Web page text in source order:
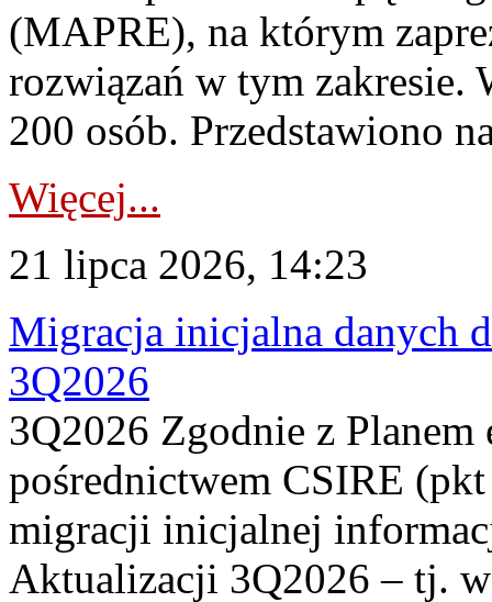
(MAPRE), na którym
rozwiązań w tym zakresie.
200 osób. Przedstawiono
Więcej...
21 lipca 2026, 14:23
Migracja inicjalna danych
3Q2026
3Q2026 Zgodnie z
pośrednictwem CSIRE
migracji inicjalnej
Aktualizacji 3Q2026 – tj.